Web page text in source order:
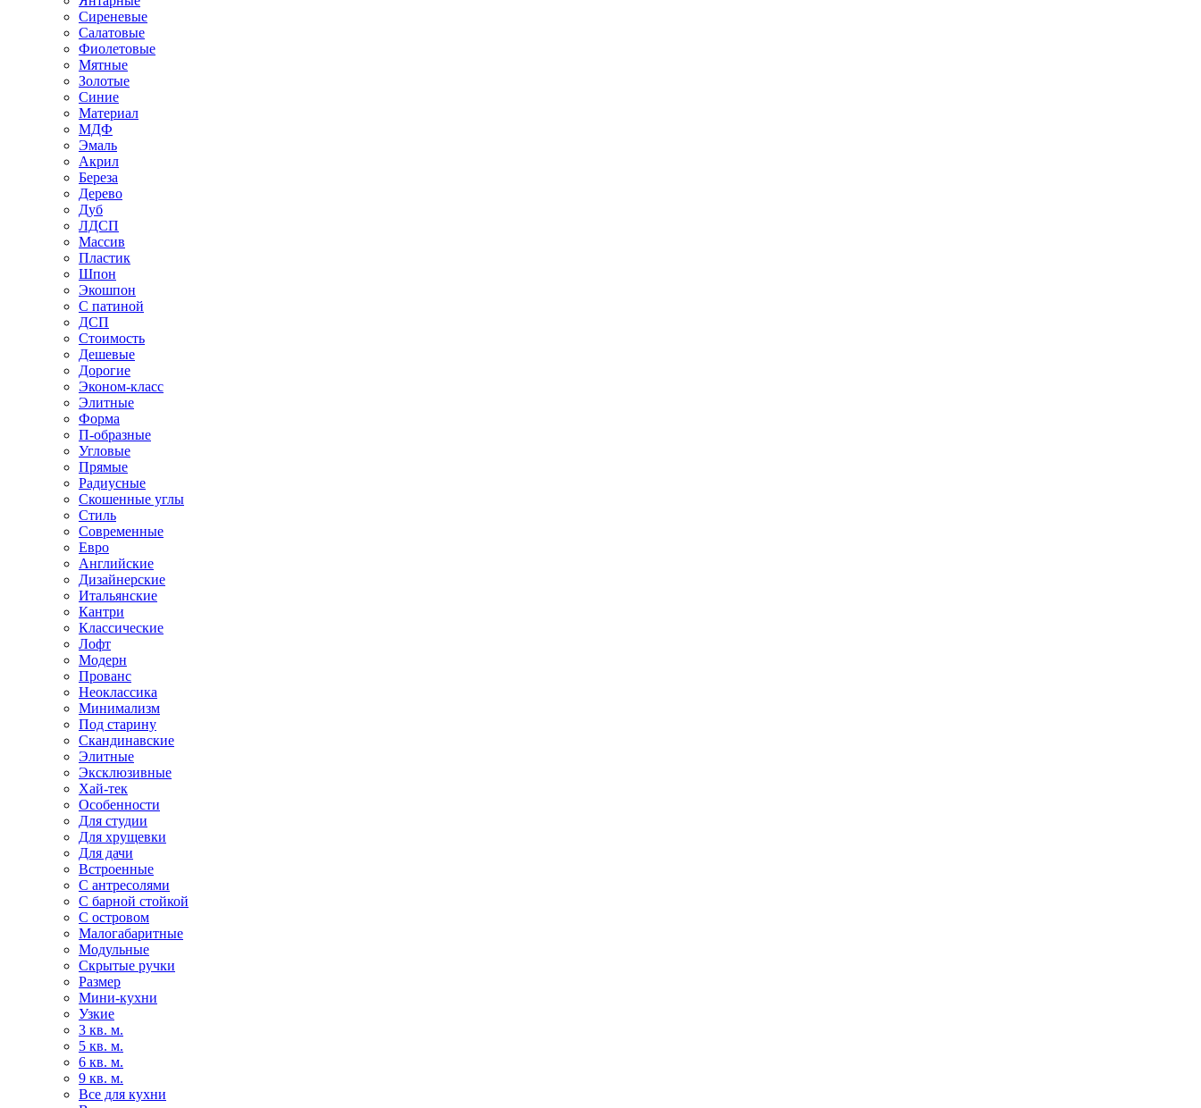
Сиреневые
Салатовые
Фиолетовые
Мятные
Золотые
Синие
Материал
МДФ
Эмаль
Акрил
Береза
Дерево
Дуб
ЛДСП
Массив
Пластик
Шпон
Экошпон
С патиной
ДСП
Стоимость
Дешевые
Дорогие
Эконом-класс
Элитные
Форма
П-образные
Угловые
Прямые
Радиусные
Скошенные углы
Стиль
Современные
Евро
Английские
Дизайнерские
Итальянские
Кантри
Классические
Лофт
Модерн
Прованс
Неоклассика
Минимализм
Под старину
Скандинавские
Элитные
Эксклюзивные
Хай-тек
Особенности
Для студии
Для хрущевки
Для дачи
Встроенные
С антресолями
С барной стойкой
С островом
Малогабаритные
Модульные
Скрытые ручки
Размер
Мини-кухни
Узкие
3 кв. м.
5 кв. м.
6 кв. м.
9 кв. м.
Все для кухни